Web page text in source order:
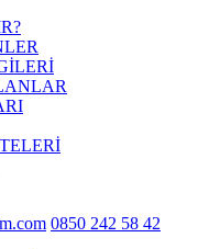
0850 242 58 42